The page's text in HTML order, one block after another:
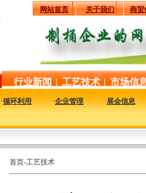
网站首页 关于我们 商贸
行业新闻 | 工艺技术 | 市场信
·循环利用 ·企业管理 ·展会信息
首页-工艺技术